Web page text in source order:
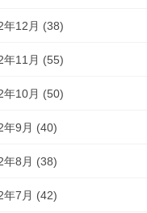
年12月 (38)
年11月 (55)
年10月 (50)
年9月 (40)
年8月 (38)
年7月 (42)